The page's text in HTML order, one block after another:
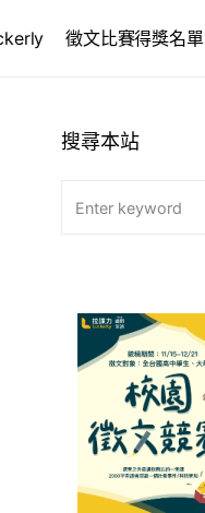
徵文比賽得獎名單
搜尋本站